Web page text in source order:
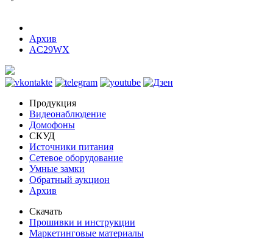
Архив
AC29WX
Продукция
Видеонаблюдение
Домофоны
СКУД
Источники питания
Сетевое оборудование
Умные замки
Обратный аукцион
Архив
Скачать
Прошивки и инструкции
Маркетинговые материалы